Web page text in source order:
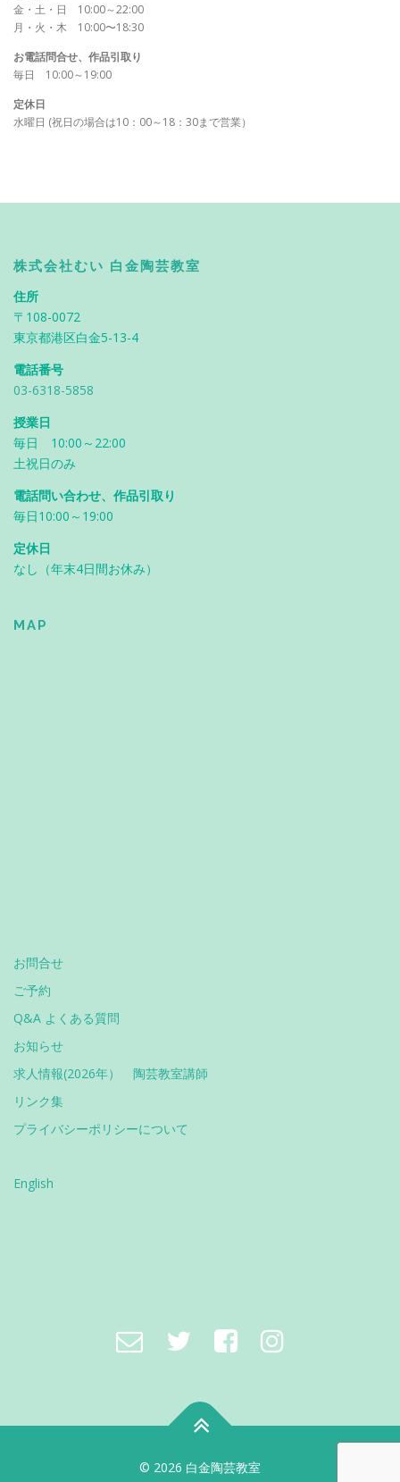
金・土・日 10:00～22:00
月・火・木 10:00〜18:30
お電話問合せ、作品引取り
毎日 10:00～19:00
定休日
水曜日 (祝日の場合は10：00～18：30まで営業）
株式会社むい 白金陶芸教室
住所
〒108-0072
東京都港区白金5-13-4
電話番号
03-6318-5858
授業日
毎日 10:00～22:00
土祝日のみ
電話問い合わせ、作品引取り
毎日10:00～19:00
定休日
なし（年末4日間お休み）
MAP
お問合せ
ご予約
Q&A よくある質問
お知らせ
求人情報(2026年） 陶芸教室講師
リンク集
プライバシーポリシーについて
English
© 2026 白金陶芸教室